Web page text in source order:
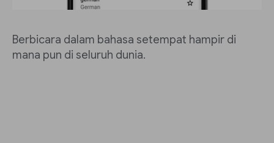
Berbicara dalam bahasa setempat hampir di
mana pun di seluruh dunia.